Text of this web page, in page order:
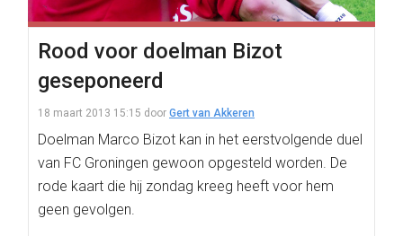
Rood voor doelman Bizot
geseponeerd
18 maart 2013 15:15 door Gert van Akkeren
Doelman Marco Bizot kan in het eerstvolgende duel
van FC Groningen gewoon opgesteld worden. De
rode kaart die hij zondag kreeg heeft voor hem
geen gevolgen.